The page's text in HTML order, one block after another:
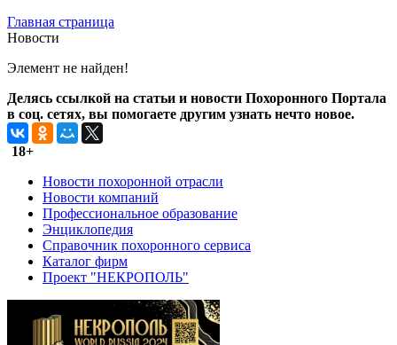
Главная страница
Новости
Элемент не найден!
Делясь ссылкой на статьи и новости Похоронного Портала
в соц. сетях, вы помогаете другим узнать нечто новое.
18+
Новости похоронной отрасли
Новости компаний
Профессиональное образование
Энциклопедия
Справочник похоронного сервиса
Каталог фирм
Проект "НЕКРОПОЛЬ"